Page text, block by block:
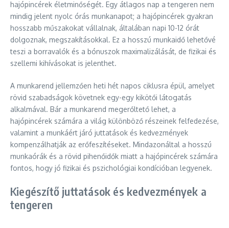
hajópincérek életminőségét. Egy átlagos nap a tengeren nem
mindig jelent nyolc órás munkanapot; a hajópincérek gyakran
hosszabb műszakokat vállalnak, általában napi 10-12 órát
dolgoznak, megszakításokkal. Ez a hosszú munkaidő lehetővé
teszi a borravalók és a bónuszok maximalizálását, de fizikai és
szellemi kihívásokat is jelenthet.
A munkarend jellemzően heti hét napos ciklusra épül, amelyet
rövid szabadságok követnek egy-egy kikötői látogatás
alkalmával. Bár a munkarend megerőltető lehet, a
hajópincérek számára a világ különböző részeinek felfedezése,
valamint a munkáért járó juttatások és kedvezmények
kompenzálhatják az erőfeszítéseket. Mindazonáltal a hosszú
munkaórák és a rövid pihenőidők miatt a hajópincérek számára
fontos, hogy jó fizikai és pszichológiai kondícióban legyenek.
Kiegészítő juttatások és kedvezmények a
tengeren